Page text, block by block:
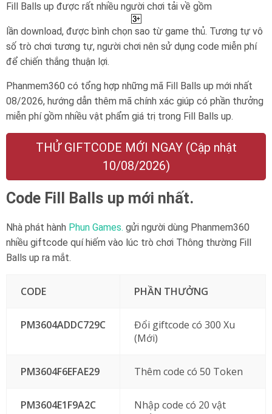
Fill Balls up được rất nhiều người chơi tải về gồm
lần download, được bình chọn sao từ game thủ. Tương tự vô
số trò chơi tương tự, người chơi nên sử dụng code miễn phí
để chiến thắng thuận lợi.
Phanmem360 có tổng hợp những mã Fill Balls up mới nhất
08/2026, hướng dẫn thêm mã chính xác giúp có phần thưởng
miễn phí gồm nhiều vật phẩm giá trị trong Fill Balls up.
THỬ GIFTCODE MỚI NGAY (Cập nhật
10/08/2026)
Code Fill Balls up mới nhất.
Nhà phát hành Phun Games. gửi người dùng Phanmem360
nhiều giftcode quí hiếm vào lúc trò chơi Thông thường Fill
Balls up ra mắt.
CODE PHẦN THƯỞNG
PM3604ADDC729C
Đổi giftcode có 300 Xu
(Mới)
PM3604F6EFAE29 Thêm code có 50 Token
PM3604E1F9A2C
Nhập code có 20 vật